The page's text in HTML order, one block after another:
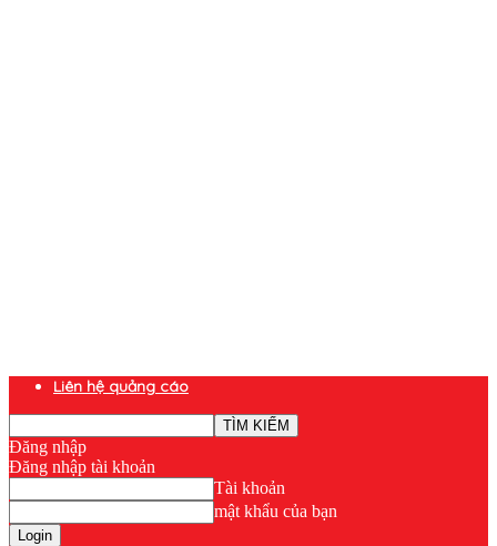
Liên hệ quảng cáo
Đăng nhập
Đăng nhập tài khoản
Tài khoản
mật khẩu của bạn